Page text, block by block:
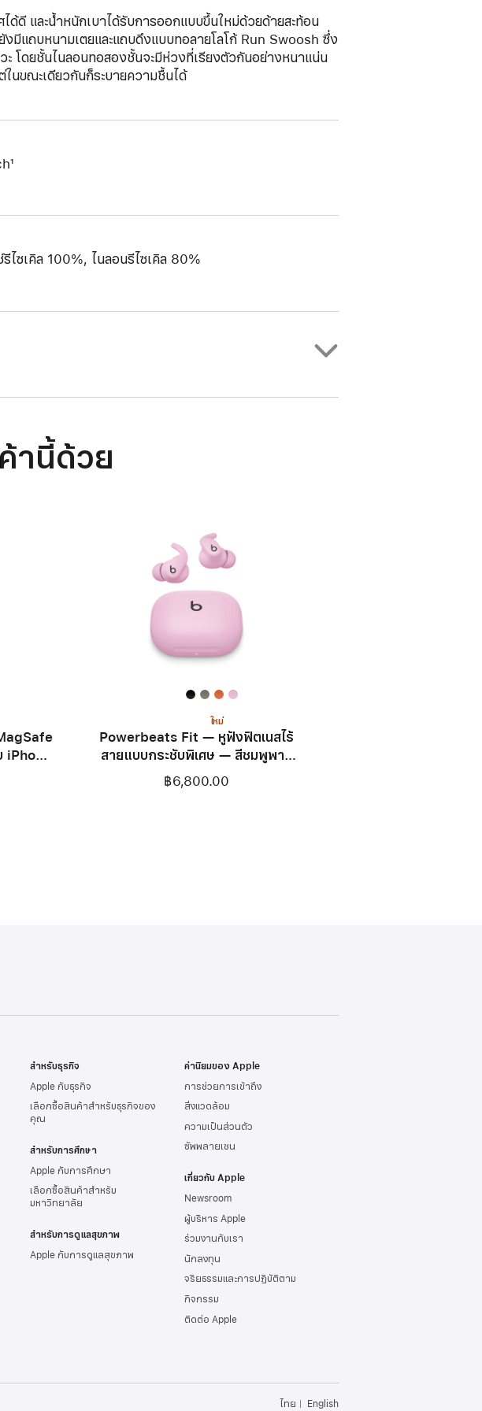
ดี และน้ำหนักเบาได้รับการออกแบบขึ้นใหม่ด้วยด้ายสะท้อน
งมีแถบหนามเตยและแถบดึงแบบทอลายโลโก้ Run Swoosh ซึ่ง
โดยชั้นไนลอนทอสองชั้นจะมีห่วงที่เรียงตัวกันอย่างหนาแน่น
นขณะเดียวกันก็ระบายความชื้นได้
ไซเคิล 100%, ไนลอนรีไซเคิล 80%
านี้ด้วย
ลพิงค์
ใหม่
Powerbeats Fit — หูฟังฟิตเนสไร้
สายแบบกระชับพิเศษ — สีชมพูพาว
เวอร์พิงค์
฿6,800.00
สำหรับธุรกิจ
Apple กับธุรกิจ
เลือกซื้อสินค้าสำหรับธุรกิจของ
คุณ
สำหรับการศึกษา
Apple กับการศึกษา
เลือกซื้อสินค้าสำหรับ
มหาวิทยาลัย
สำหรับการดูแลสุขภาพ
Apple กับการดูแลสุขภาพ
ค่านิยมของ Apple
การช่วยการเข้าถึง
สิ่งแวดล้อม
ความเป็นส่วนตัว
ซัพพลายเชน
เกี่ยวกับ Apple
Newsroom
ผู้บริหาร Apple
ร่วมงานกับเรา
นักลงทุน
จริยธรรมและการปฏิบัติตาม
กิจกรรม
ติดต่อ Apple
ไทย English